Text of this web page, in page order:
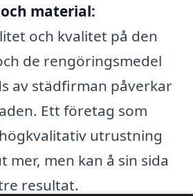
material:
och kvalitet på den
de rengöringsmedel
av städfirman påverkar
Ett företag som
utrustning
mer, men kan å sin sida
resultat.